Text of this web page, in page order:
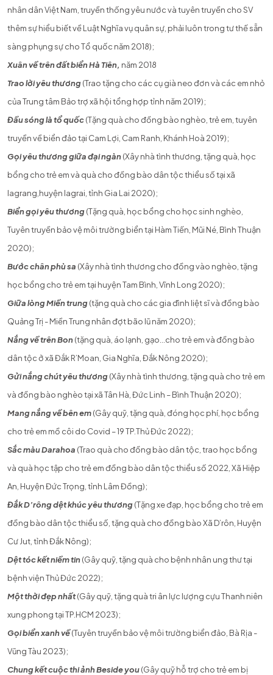
nhân dân Việt Nam, truyền thống yêu nước và tuyên truyền cho SV
thêm sự hiểu biết về Luật Nghĩa vụ quân sự, phải luôn trong tư thế sẵn
sàng phụng sự cho Tổ quốc năm 2018);
Xuân về trên đất biển Hà Tiên, năm 2018
Trao lời yêu thương (Trao tặng cho các cụ già neo đơn và các em nhỏ
của Trung tâm Bảo trợ xã hội tổng hợp tỉnh năm 2019);
Đầu sóng là tổ quốc(Tặng quà cho đồng bào nghèo, trẻ em, tuyên
truyền về biển đảo tại Cam Lợi, Cam Ranh, Khánh Hoà 2019);
Gọi yêu thương giữa đại ngàn(Xây nhà tình thương, tặng quà, học
bổng cho trẻ em và quà cho đồng bào dân tộc thiểu số tại xã
Iagrang,huyện Iagrai, tỉnh Gia Lai 2020);
Biển gọi yêu thương (Tặng quà, học bổng cho học sinh nghèo,
Tuyên truyền bảo vệ môi trường biển tại Hàm Tiến, Mũi Né, Bình Thuận
2020);
Bước chân phù sa (Xây nhà tình thương cho đồng vào nghèo, tặng
học bổng cho trẻ em tại huyện Tam Bình, Vĩnh Long 2020);
Giữa lòng Miền trung (tặng quà cho các gia đình liệt sĩ và đồng bào
Quảng Trị - Miền Trung nhân đợt bão lũ năm 2020);
Nắng về trên Bon(tặng quà, áo lạnh, gạo...cho trẻ em và đồng bào
dân tộc ở xã Đắk R’Moan, Gia Nghĩa, Đắk Nông 2020);
Gửi nắng chút yêu thương (Xây nhà tình thương, tặng quà cho trẻ em
và đồng bào nghèo tại xã Tân Hà, Đức Linh – Bình Thuận 2020);
Mang nắng về bên em(Gây quỹ, tặng quà, đóng học phí, học bổng
cho trẻ em mồ côi do Covid – 19 TP.Thủ Đức 2022);
Sắc màu Darahoa (Trao quà cho đồng bào dân tộc, trao học bổng
và quà học tập cho trẻ em đồng bào dân tộc thiểu số 2022, Xã Hiệp
An, Huyện Đức Trọng, tỉnh Lâm Đồng);
Đắk D’rông dệt khúc yêu thương (Tặng xe đạp, học bổng cho trẻ em
đồng bào dân tộc thiểu số, tặng quà cho đồng bào Xã D’rôn, Huyện
Cư Jut, tỉnh Đắk Nông);
Dệt tóc kết niềm tin(Gây quỹ, tặng quà cho bệnh nhân ung thư tại
bệnh viện Thủ Đức 2022);
Một thời đẹp nhất(Gây quỹ, tặng quà tri ân lực lượng cựu Thanh niên
xung phong tại TP.HCM 2023);
Gọi biển xanh về(Tuyên truyền bảo vệ môi trường biển đảo, Bà Rịa -
Vũng Tàu 2023);
Chung kết cuộc thi ảnhBeside you(Gây quỹ hỗ trợ cho trẻ em bị